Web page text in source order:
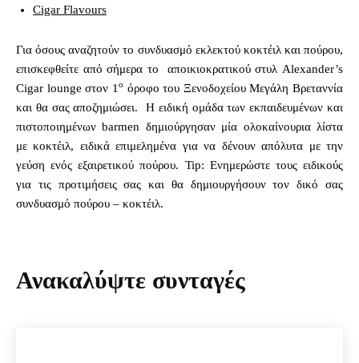
Cigar Flavours
Για όσους αναζητούν το συνδυασμό εκλεκτού κοκτέιλ και πούρου,
επισκεφθείτε από σήμερα το αποικιοκρατικού στυλ Alexander’s
Cigar lounge στον 1 ο όροφο του Ξενοδοχείου Μεγάλη Βρεταννία
και θα σας αποζημιώσει. Η ειδική ομάδα των εκπαιδευμένων και
πιστοποιημένων barmen δημιούργησαν μία ολοκαίνουρια λίστα
με κοκτέιλ, ειδικά επιμελημένα για να δένουν απόλυτα με την
γεύση ενός εξαιρετικού πούρου. Tip: Ενημερώστε τους ειδικούς
για τις προτιμήσεις σας και θα δημιουργήσουν τον δικό σας
συνδυασμό πούρου – κοκτέιλ.
Ανακαλύψτε συνταγές